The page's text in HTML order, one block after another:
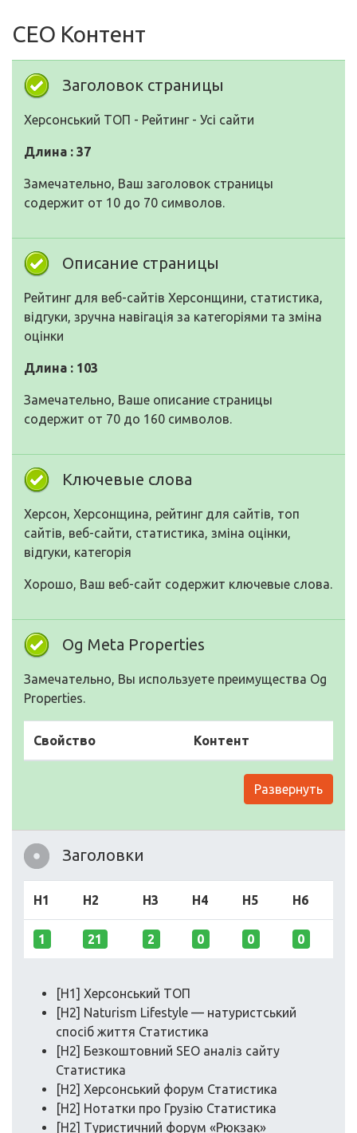
СЕО Контент
Заголовок страницы
Херсонський ТОП - Рейтинг - Усі сайти
Длина : 37
Замечательно, Ваш заголовок страницы
содержит от 10 до 70 символов.
Описание страницы
Рейтинг для веб-сайтів Херсонщини, статистика,
відгуки, зручна навігація за категоріями та зміна
оцінки
Длина : 103
Замечательно, Ваше описание страницы
содержит от 70 до 160 символов.
Ключевые слова
Херсон, Херсонщина, рейтинг для сайтів, топ
сайтів, веб-сайти, статистика, зміна оцінки,
відгуки, категорія
Хорошо, Ваш веб-сайт содержит ключевые слова.
Og Meta Properties
Замечательно, Вы используете преимущества Og
Properties.
Свойство Контент
Развернуть
Заголовки
H1 H2 H3 H4 H5 H6
1 21 2 0 0 0
[H1] Херсонський ТОП
[H2] Naturism Lifestyle — натуристський
спосіб життя Статистика
[H2] Безкоштовний SEO аналіз сайту
Статистика
[H2] Херсонський форум Статистика
[H2] Нотатки про Грузію Статистика
[H2] Туристичний форум «Рюкзак»